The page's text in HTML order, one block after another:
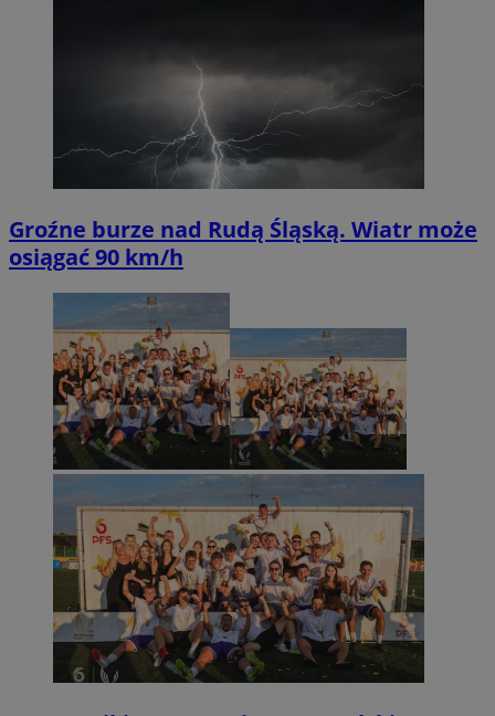
Groźne burze nad Rudą Śląską. Wiatr może
osiągać 90 km/h